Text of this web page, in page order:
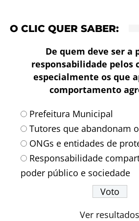
O CLIC QUER SABER:
De quem deve ser a
responsabilidade pelos
especialmente os que
comportamento
Prefeitura Municipal
Tutores que abandonam
ONGs e entidades de
Responsabilidade
poder público e sociedade
Ver resultados